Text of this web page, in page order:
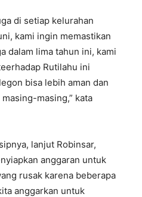
di setiap kelurahan
kami ingin memastikan
dalam lima tahun ini, kami
Rutilahu ini
bisa lebih aman dan
masing,” kata
lanjut Robinsar,
anggaran untuk
rusak karena beberapa
anggarkan untuk